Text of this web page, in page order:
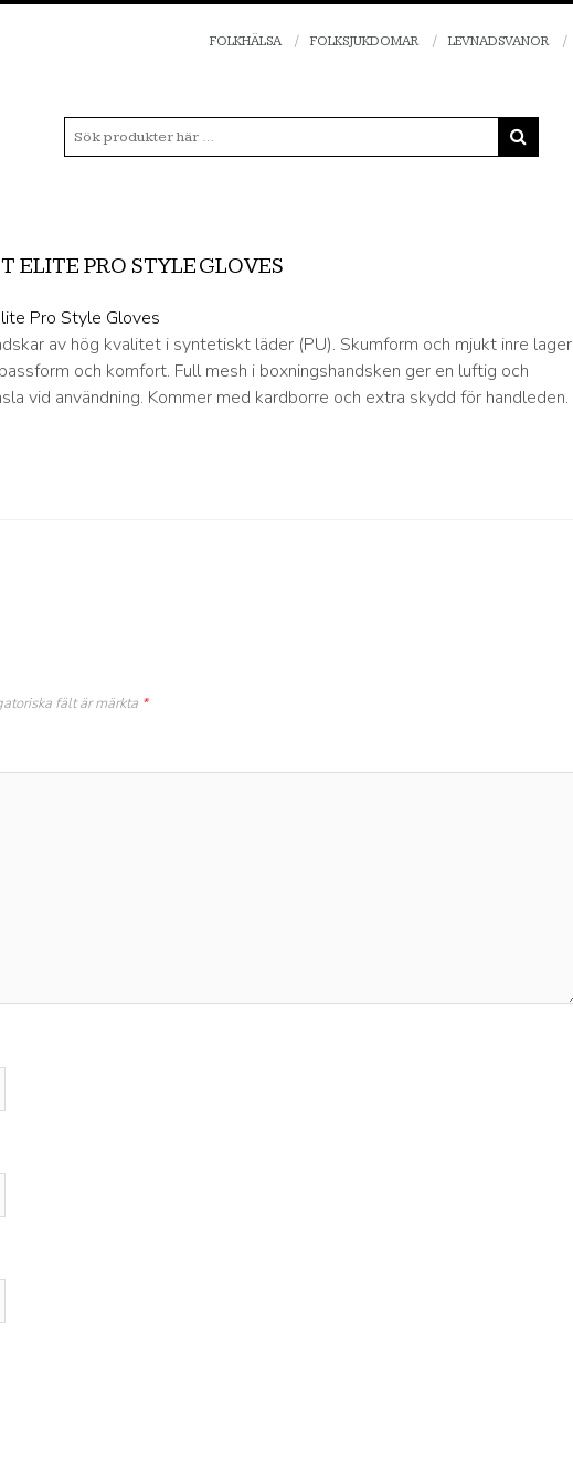
FOLKHÄLSA FOLKSJUKDOMAR LEVNADSVANOR
ELITE PRO STYLE GLOVES
av hög kvalitet i syntetiskt läder (PU). Skumform och mjukt inre lager
och komfort. Full mesh i boxningshandsken ger en luftig och
vid användning. Kommer med kardborre och extra skydd för handleden.
fält är märkta *